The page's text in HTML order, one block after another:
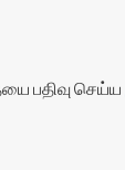
பதிவு செய்ய